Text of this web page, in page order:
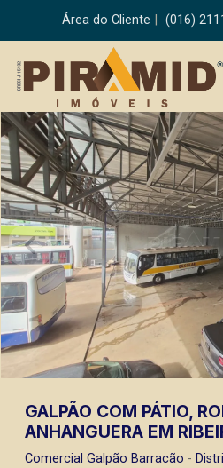
Área do Cliente (016)
GALPÃO COM PÁTIO,
ANHANGUERA EM
Comercial Galpão Barracão -